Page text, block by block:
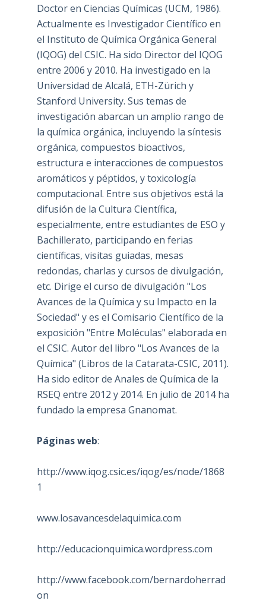
Doctor en Ciencias Químicas (UCM, 1986).
Actualmente es Investigador Científico en
el Instituto de Química Orgánica General
(IQOG) del CSIC. Ha sido Director del IQOG
entre 2006 y 2010. Ha investigado en la
Universidad de Alcalá, ETH-Zürich y
Stanford University. Sus temas de
investigación abarcan un amplio rango de
la química orgánica, incluyendo la síntesis
orgánica, compuestos bioactivos,
estructura e interacciones de compuestos
aromáticos y péptidos, y toxicología
computacional. Entre sus objetivos está la
difusión de la Cultura Científica,
especialmente, entre estudiantes de ESO y
Bachillerato, participando en ferias
científicas, visitas guiadas, mesas
redondas, charlas y cursos de divulgación,
etc. Dirige el curso de divulgación "Los
Avances de la Química y su Impacto en la
Sociedad" y es el Comisario Científico de la
exposición "Entre Moléculas" elaborada en
el CSIC. Autor del libro "Los Avances de la
Química" (Libros de la Catarata-CSIC, 2011).
Ha sido editor de Anales de Química de la
RSEQ entre 2012 y 2014. En julio de 2014 ha
fundado la empresa Gnanomat.
Páginas web:
http://www.iqog.csic.es/iqog/es/node/1868
1
www.losavancesdelaquimica.com
http://educacionquimica.wordpress.com
http://www.facebook.com/bernardoherrad
on